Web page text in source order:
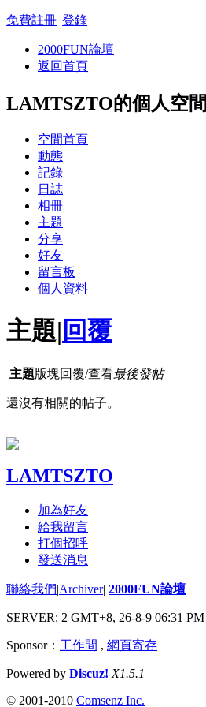
免費註冊 |登錄
2000FUN論壇
返回首頁
LAMTSZTO的個人空間
空間首頁
動態
記錄
日誌
相冊
主題
分享
好友
留言板
個人資料
主題| 回覆
主題版塊回覆/查看最後發帖
還沒有相關的帖子。
LAMTSZTO
加為好友
給我留言
打個招呼
發送消息
聯絡我們|Archiver| 2000FUN論壇
SERVER: 2 GMT+8, 26-8-9 06:31 PM
Sponsor： 工作間 , 網頁寄存
Powered by Discuz! X1.5.1
© 2001-2010 Comsenz Inc.